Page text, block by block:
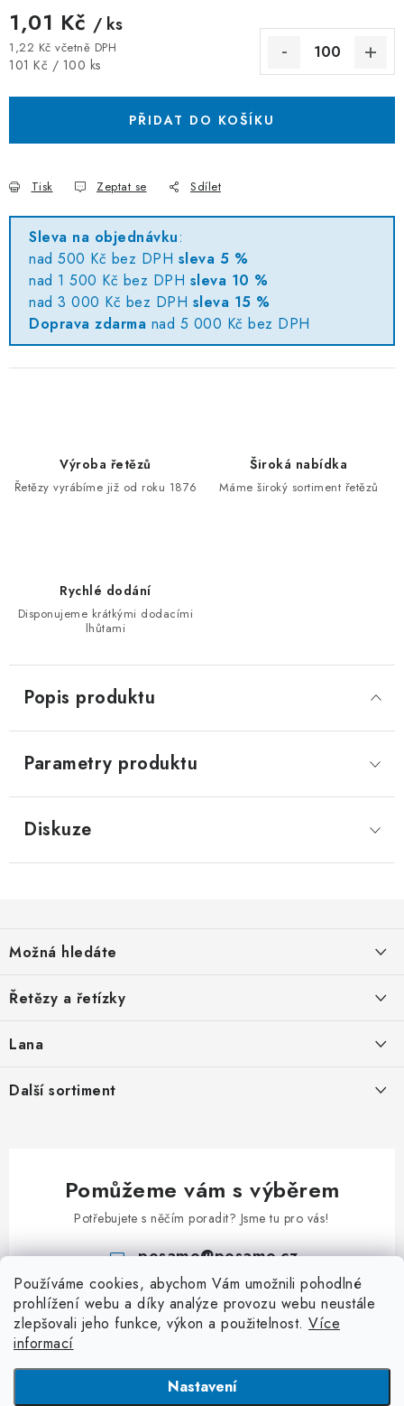
Používáme cookies, abychom Vám umožnili pohodlné
prohlížení webu a díky analýze provozu webu neustále
zlepšovali jeho funkce, výkon a použitelnost. Více
informací
Nastavení
1,01 Kč / ks
1,22 Kč včetně DPH
Měrná cena:
101 Kč / 100 ks
PŘIDAT DO KOŠÍKU
Tisk Zeptat se Sdílet
Sleva na objednávku:
nad 500 Kč bez DPH sleva 5 %
nad 1 500 Kč bez DPH sleva 10 %
nad 3 000 Kč bez DPH sleva 15 %
Doprava zdarma nad 5 000 Kč bez DPH
Výroba řetězů
Řetězy vyrábíme již od roku 1876
Široká nabídka
Máme široký sortiment řetězů
Rychlé dodání
Disponujeme krátkými dodacími
lhůtami
Popis produktu
Parametry produktu
Diskuze
p
a
Možná hledáte
O nás
Obchodní podmínky
Řetězy a řetízky
Ozdobné řetězy
Kroucené řetězy
Jednoduché řetězy
Dvojité řetězy
Dopravníkové řetězy
Lana
Ocelová pozinkovaná lana
Příslušenství k lanům
Další sortiment
Klíčové kroužky
S - Háčky
Třmeny a závěsná oka
Závlačky
Dopravníkové řetězy
Pomůžeme vám s výběrem
Potřebujete s něčím poradit? Jsme tu pro vás!
posamo@posamo.cz
+420 466 681 228